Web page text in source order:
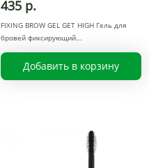
435 р.
FIXING BROW GEL GET HIGH Гель для
бровей фиксирующий
Добавить в корзину